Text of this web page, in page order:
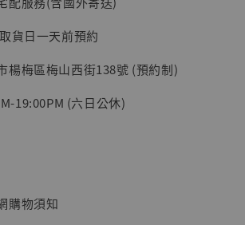
貨日一天前預約
楊梅區梅山西街138號 (預約制)
19:00PM (六日公休)
購物須知